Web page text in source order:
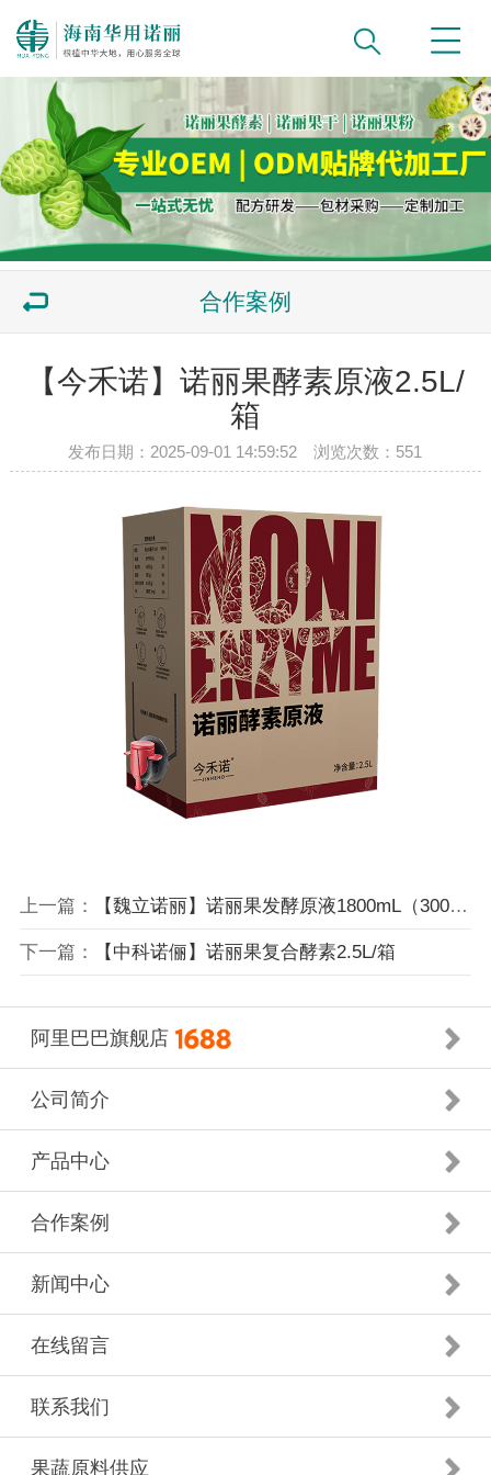
合作案例
【今禾诺】诺丽果酵素原液2.5L/
箱
发布日期：2025-09-01 14:59:52 浏览次数： 551
上一篇： 【魏立诺丽】诺丽果发酵原液1800mL（300mL×6瓶）
下一篇： 【中科诺俪】诺丽果复合酵素2.5L/箱
阿里巴巴旗舰店
公司简介
产品中心
合作案例
新闻中心
在线留言
联系我们
果蔬原料供应